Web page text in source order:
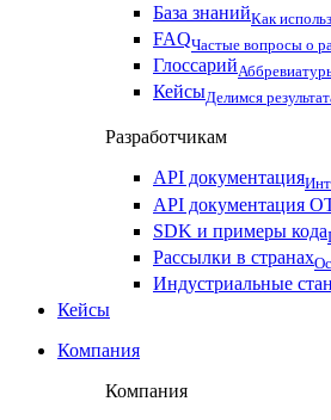
База знанийКак
FAQЧастые вопросы о
Глоссарий
КейсыДелимся
Разработчикам
API документация
API документация
SDK и примеры кода
Рассылки в странах
Индустриальные
Кейсы
Компания
Компания